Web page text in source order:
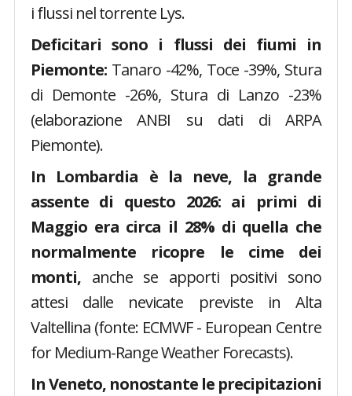
i flussi nel torrente Lys.
Deficitari sono i flussi dei fiumi in
Piemonte:Tanaro -42%, Toce -39%, Stura
di Demonte -26%, Stura di Lanzo -23%
(elaborazione ANBI su dati di ARPA
Piemonte).
In Lombardia è la neve, la grande
assente di questo 2026: ai primi di
Maggio era circa il 28% di quella che
normalmente ricopre le cime dei
monti, anche se apporti positivi sono
attesi dalle nevicate previste in Alta
Valtellina (fonte: ECMWF - European Centre
for Medium-Range Weather Forecasts).
In Veneto, nonostante le precipitazioni